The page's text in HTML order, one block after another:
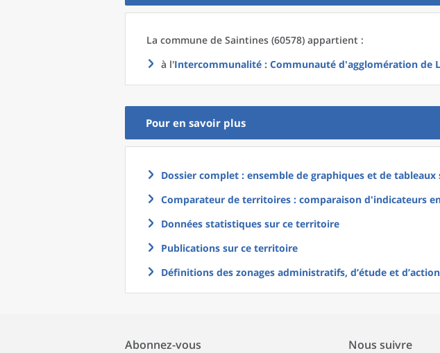
La commune de Saintines (60578) appartient :
à l'Intercommunalité : Communauté d'agglomération de
Pour en savoir plus
Dossier complet : ensemble de graphiques et de
Comparateur de territoires : comparaison d'indicateurs
Données statistiques sur ce territoire
Publications sur ce territoire
Définitions des zonages administratifs, d’étude et
Abonnez-vous Nous suivre